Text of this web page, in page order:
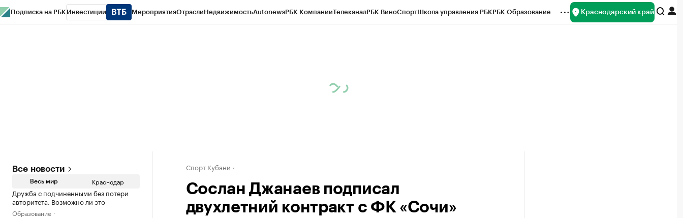
Подписка на РБК Инвестиции МероприятияОтраслиНедвижимостьAutonewsРБК КомпанииТелеканалРБК ВиноСпортШкола управления РБКРБК Образование Краснодарский край
Все новости
Весь мир Краснодар
Дружба с подчиненными без потери
авторитета. Возможно ли это
Образование
Спорт Кубани
Сослан Джанаев подписал
двухлетний контракт с ФК «Сочи»